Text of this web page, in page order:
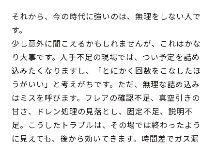
それから、今の時代に強いのは、無理をしない人で
す。
少し意外に聞こえるかもしれませんが、これはかな
り大事です。人手不足の現場では、つい予定を詰め
込みたくなりますし、「とにかく回数をこなしたほ
うがいい」と考えがちです。ただ、無理な詰め込み
はミスを呼びます。フレアの確認不足、真空引きの
甘さ、ドレン処理の見落とし、固定不足、説明不
足。こうしたトラブルは、その場では終わったよう
に見えても、後から効いてきます。時間差でガス漏